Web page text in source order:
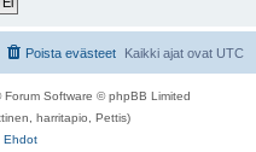
Kaikki ajat ovat UTC
Poista evästeet
Forum Software © phpBB Limited
harritapio, Pettis)
Ehdot